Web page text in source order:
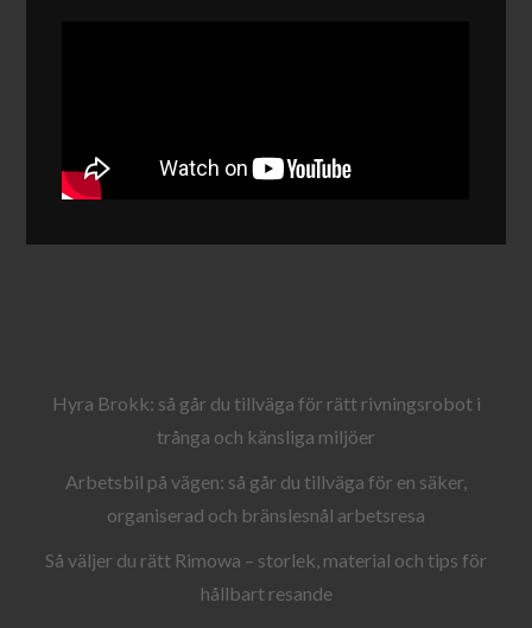
Hyra Brokk: så går du tillväga för rätt rivningsrobot i
trånga och känsliga miljöer
Arbetsbil på vägen: så går du tillväga för en säker,
organiserad och bränslesnål arbetsresa
Så väljer du rätt Rimowa – storlek, material och tips för
hållbart resande